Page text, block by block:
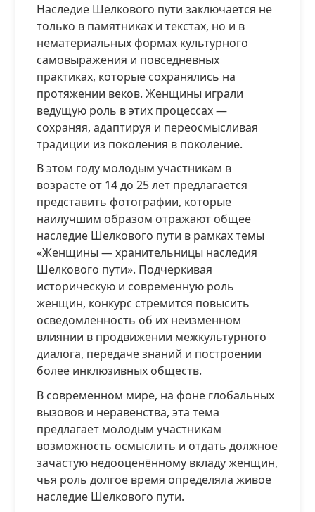
Наследие Шелкового пути заключается не
только в памятниках и текстах, но и в
нематериальных формах культурного
самовыражения и повседневных
практиках, которые сохранялись на
протяжении веков. Женщины играли
ведущую роль в этих процессах —
сохраняя, адаптируя и переосмысливая
традиции из поколения в поколение.
В этом году молодым участникам в
возрасте от 14 до 25 лет предлагается
представить фотографии, которые
наилучшим образом отражают общее
наследие Шелкового пути в рамках темы
«Женщины — хранительницы наследия
Шелкового пути». Подчеркивая
историческую и современную роль
женщин, конкурс стремится повысить
осведомленность об их неизменном
влиянии в продвижении межкультурного
диалога, передаче знаний и построении
более инклюзивных обществ.
В современном мире, на фоне глобальных
вызовов и неравенства, эта тема
предлагает молодым участникам
возможность осмыслить и отдать должное
зачастую недооценённому вкладу женщин,
чья роль долгое время определяла живое
наследие Шелкового пути.